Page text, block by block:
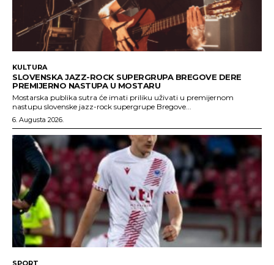
KULTURA
SLOVENSKA JAZZ-ROCK SUPERGRUPA BREGOVE DERE
PREMIJERNO NASTUPA U MOSTARU
Mostarska publika sutra će imati priliku uživati u premijernom
nastupu slovenske jazz-rock supergrupe Bregove...
6. Augusta 2026.
SPORT